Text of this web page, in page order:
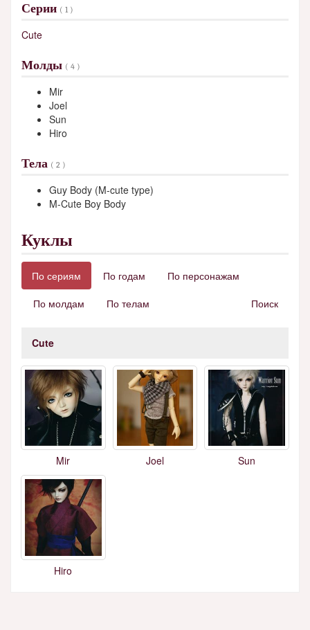
Серии ( 1 )
Cute
Молды ( 4 )
Mir
Joel
Sun
Hiro
Тела ( 2 )
Guy Body (M-cute type)
M-Cute Boy Body
Куклы
По сериям По годам
По персонажам
По молдам
По телам Поиск
Cute
Mir Joel Sun
Hiro